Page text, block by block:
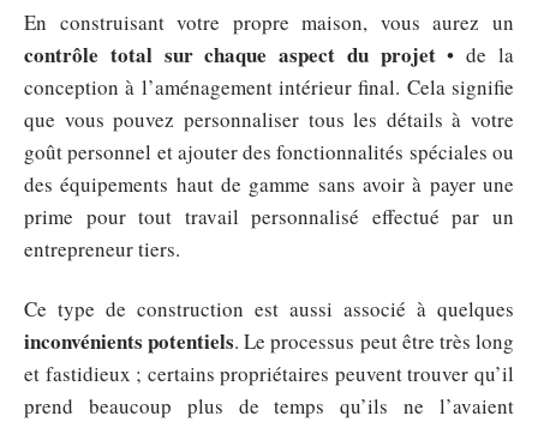
En construisant votre propre maison, vous aurez un
contrôle total sur chaque aspect du projet• de la
conception à l’aménagement intérieur final. Cela signifie
que vous pouvez personnaliser tous les détails à votre
goût personnel et ajouter des fonctionnalités spéciales ou
des équipements haut de gamme sans avoir à payer une
prime pour tout travail personnalisé effectué par un
entrepreneur tiers.
Ce type de construction est aussi associé à quelques
inconvénients potentiels. Le processus peut être très long
et fastidieux ; certains propriétaires peuvent trouver qu’il
prend beaucoup plus de temps qu’ils ne l’avaient